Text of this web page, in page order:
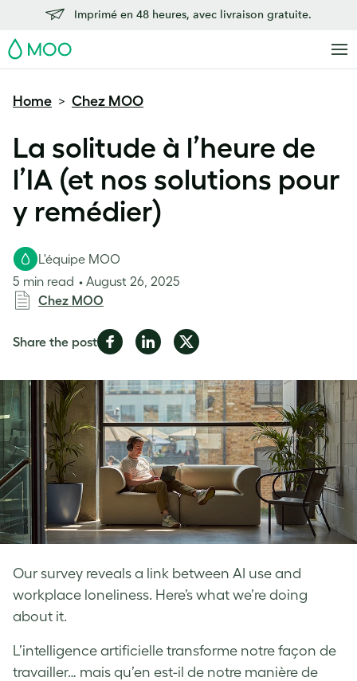
Imprimé en 48 heures, avec livraison gratuite.
MOO
Home > Chez MOO
La solitude à l’heure de
l’IA (et nos solutions pour
y remédier)
Our survey reveals a link between AI use and
workplace loneliness. Here’s what we’re doing
about it.
L'équipe MOO
5 min read
August 26, 2025
Chez MOO
Share the postShare
Facebook
Share
LinkedIn
Share
Twitter
L’intelligence artificielle transforme notre façon de
travailler… mais qu’en est-il de notre manière de